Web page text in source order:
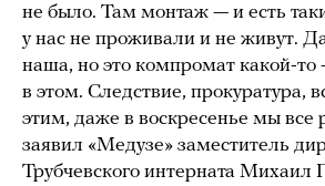
не было. Там монтаж — и есть
у нас не проживали и не живут.
наша, но это компромат какой-то
в этом. Следствие, прокуратура,
этим, даже в воскресенье мы все
заявил «Медузе» заместитель
Трубчевского интерната Михаил